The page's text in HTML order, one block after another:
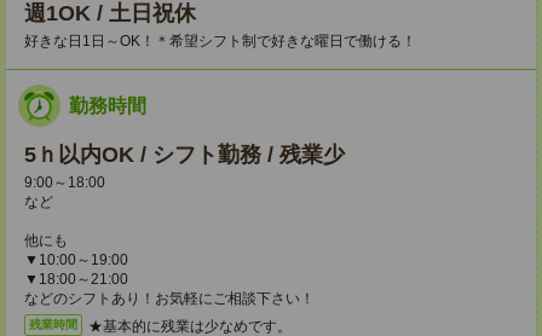
週1OK / 土日祝休
好きな日1日～OK！＊希望シフト制で好きな曜日で働ける！
勤務時間
5ｈ以内OK / シフト勤務 / 残業少
9:00～18:00
など
他にも
▼10:00～19:00
▼18:00～21:00
などのシフトあり！お気軽にご相談下さい！
残業時間
★基本的に残業は少なめです。